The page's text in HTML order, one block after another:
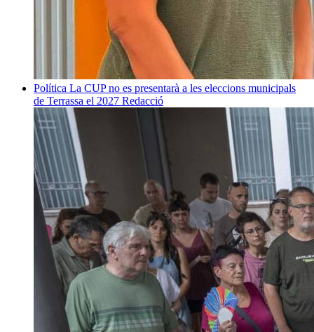
Política La CUP no es presentarà a les eleccions municipals
de Terrassa el 2027 Redacció